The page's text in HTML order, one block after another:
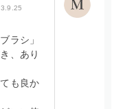
ラシ」
、あり
も良か